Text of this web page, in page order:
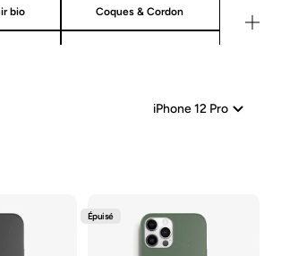
déroulante ou un look split élégant, tu
le compagnon idéal pour ton iPhone 12 Pro.
bio Coques & Cordon
Épuisé